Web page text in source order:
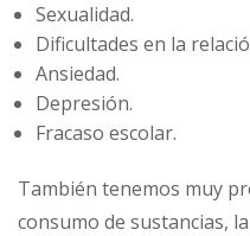
Sexualidad.
Dificultades en la
Ansiedad.
Depresión.
Fracaso escolar.
También tenemos muy
consumo de sustancias,